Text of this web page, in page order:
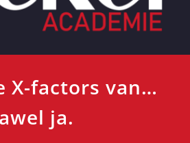
X-factors van…
awel ja.